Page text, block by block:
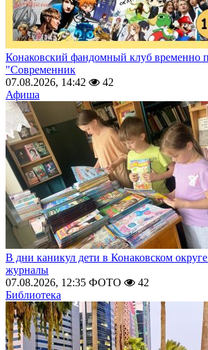
Конаковский фандомный клуб временно
"Современник
07.08.2026, 14:42
42
Афиша
В дни каникул дети в Конаковском
журналы
07.08.2026, 12:35 ФОТО
42
Библиотека